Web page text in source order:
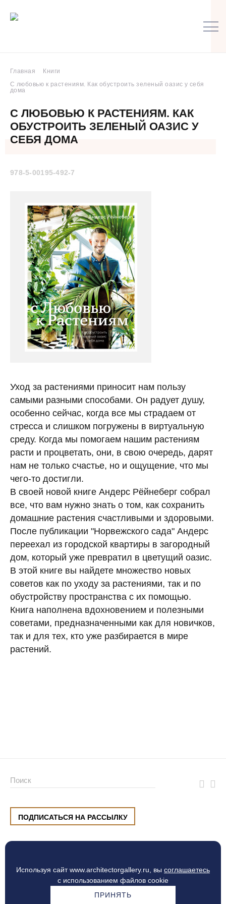
Главная
Книги
С любовью к растениям. Как обустроить зеленый оазис у себя
дома
С ЛЮБОВЬЮ К РАСТЕНИЯМ. КАК
ОБУСТРОИТЬ ЗЕЛЕНЫЙ ОАЗИС У
СЕБЯ ДОМА
978-5-00195-492-7
Уход за растениями приносит нам пользу
самыми разными способами. Он радует душу,
особенно сейчас, когда все мы страдаем от
стресса и слишком погружены в виртуальную
среду. Когда мы помогаем нашим растениям
расти и процветать, они, в свою очередь, дарят
нам не только счастье, но и ощущение, что мы
чего-то достигли.
В своей новой книге Андерс Рёйнеберг собрал
все, что вам нужно знать о том, как сохранить
домашние растения счастливыми и здоровыми.
После публикации "Норвежского сада" Андерс
переехал из городской квартиры в загородный
дом, который уже превратил в цветущий оазис.
В этой книге вы найдете множество новых
советов как по уходу за растениями, так и по
обустройству пространства с их помощью.
Книга наполнена вдохновением и полезными
советами, предназначенными как для новичков,
так и для тех, кто уже разбирается в мире
растений.
Используя сайт www.architectorgallery.ru, вы соглашаетесь
с использованием файлов cookie
ПРИНЯТЬ
ПОДПИСАТЬСЯ НА РАССЫЛКУ
ул. Малышева, 8, Екатеринбург
Процесс оплаты